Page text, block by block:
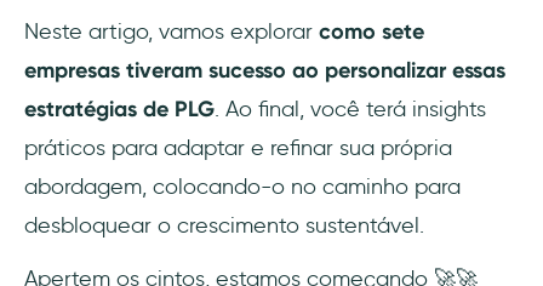
Neste artigo, vamos explorar como sete
empresas tiveram sucesso ao personalizar essas
estratégias de PLG. Ao final, você terá insights
práticos para adaptar e refinar sua própria
abordagem, colocando-o no caminho para
desbloquear o crescimento sustentável.
Apertem os cintos, estamos começando 🚀🚀